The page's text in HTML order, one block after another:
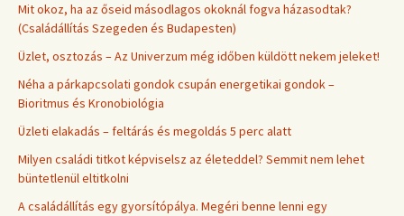
Mit okoz, ha az őseid másodlagos okoknál fogva házasodtak?
(Családállítás Szegeden és Budapesten)
Üzlet, osztozás – Az Univerzum még időben küldött nekem jeleket!
Néha a párkapcsolati gondok csupán energetikai gondok –
Bioritmus és Kronobiológia
Üzleti elakadás – feltárás és megoldás 5 perc alatt
Milyen családi titkot képviselsz az életeddel? Semmit nem lehet
büntetlenül eltitkolni
A családállítás egy gyorsítópálya. Megéri benne lenni egy